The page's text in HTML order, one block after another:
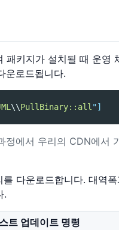
패키지가 설치될 때 운영
운로드됩니다.
\\PullBinary::all "]
에서 우리의 CDN에
다운로드합니다. 대역
.
트 업데이트 명령